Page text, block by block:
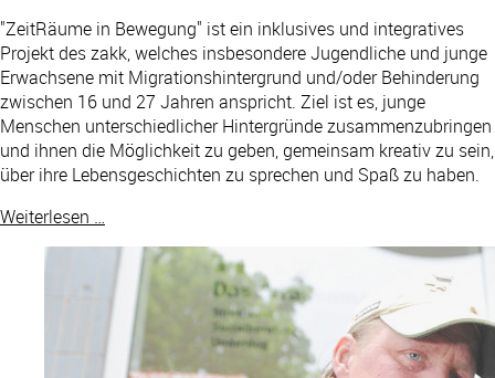
"ZeitRäume in Bewegung" ist ein inklusives und integratives
Projekt des zakk, welches insbesondere Jugendliche und junge
Erwachsene mit Migrationshintergrund und/oder Behinderung
zwischen 16 und 27 Jahren anspricht. Ziel ist es, junge
Menschen unterschiedlicher Hintergründe zusammenzubringen
und ihnen die Möglichkeit zu geben, gemeinsam kreativ zu sein,
über ihre Lebensgeschichten zu sprechen und Spaß zu haben.
Weiterlesen …